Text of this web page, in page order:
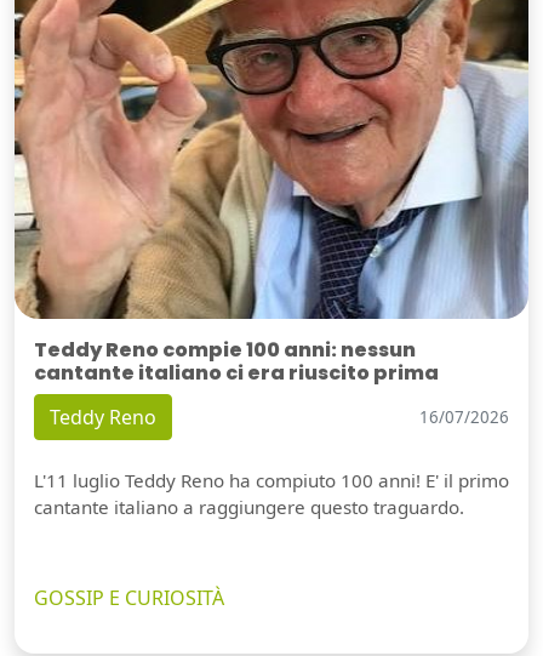
Teddy Reno compie 100 anni: nessun
cantante italiano ci era riuscito prima
Teddy Reno 16/07/2026
L'11 luglio Teddy Reno ha compiuto 100 anni! E' il primo
cantante italiano a raggiungere questo traguardo.
GOSSIP E CURIOSITÀ